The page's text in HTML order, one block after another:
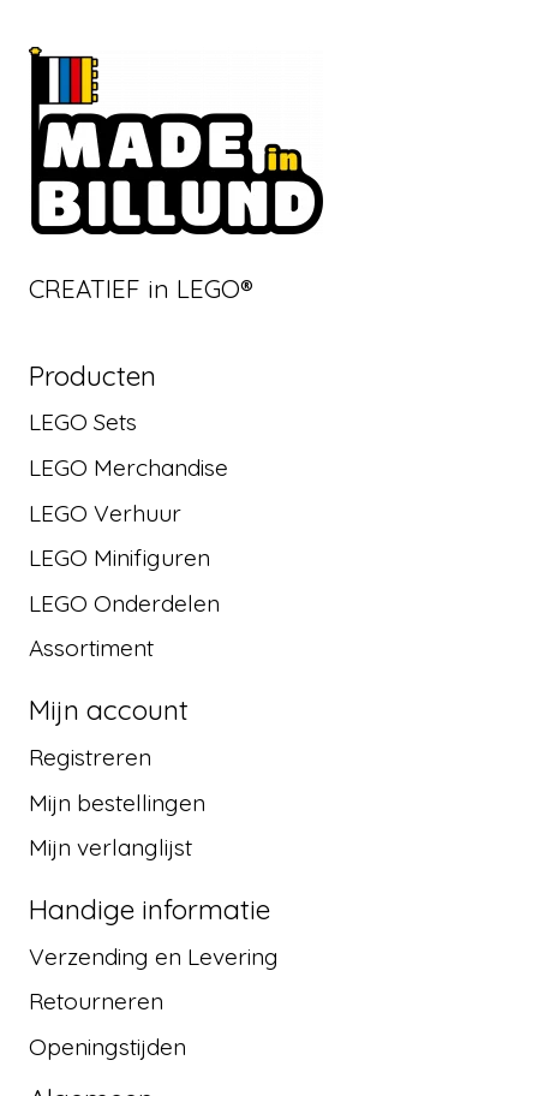
CREATIEF in LEGO®
Producten
LEGO Sets
LEGO Merchandise
LEGO Verhuur
LEGO Minifiguren
LEGO Onderdelen
Assortiment
Mijn account
Registreren
Mijn bestellingen
Mijn verlanglijst
Handige informatie
Verzending en Levering
Retourneren
Openingstijden